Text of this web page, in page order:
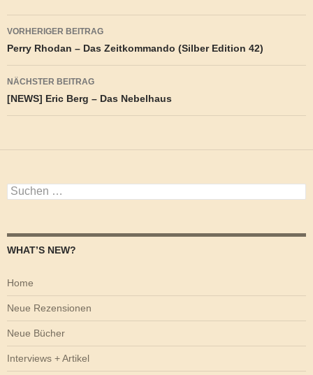
Beitragsnavigation
VORHERIGER BEITRAG
Perry Rhodan – Das Zeitkommando (Silber Edition 42)
NÄCHSTER BEITRAG
[NEWS] Eric Berg – Das Nebelhaus
Suchen
nach:
WHAT’S NEW?
Home
Neue Rezensionen
Neue Bücher
Interviews + Artikel